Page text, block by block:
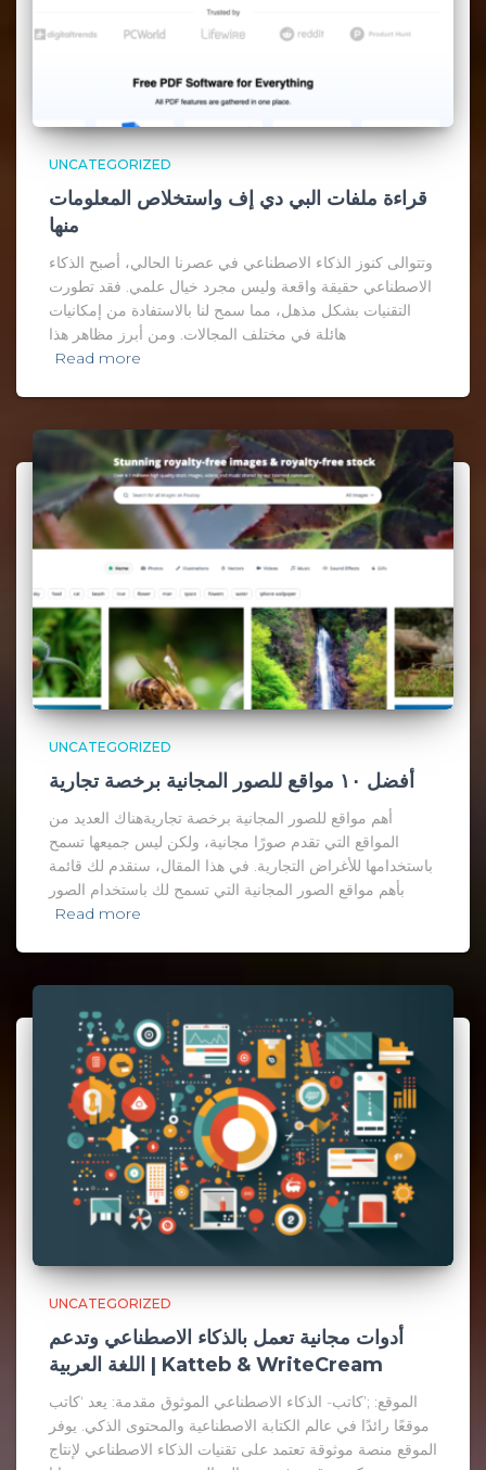
UNCATEGORIZED
قراءة ملفات البي دي إف واستخلاص المعلومات
منها
وتتوالى كنوز الذكاء الاصطناعي في عصرنا الحالي، أصبح الذكاء
الاصطناعي حقيقة واقعة وليس مجرد خيال علمي. فقد تطورت
التقنيات بشكل مذهل، مما سمح لنا بالاستفادة من إمكانيات
هائلة في مختلف المجالات. ومن أبرز مظاهر هذا
Read more
UNCATEGORIZED
أفضل ١٠ مواقع للصور المجانية برخصة تجارية
أهم مواقع للصور المجانية برخصة تجاريةهناك العديد من
المواقع التي تقدم صورًا مجانية، ولكن ليس جميعها تسمح
باستخدامها للأغراض التجارية. في هذا المقال، سنقدم لك قائمة
بأهم مواقع الصور المجانية التي تسمح لك باستخدام الصور
Read more
UNCATEGORIZED
أدوات مجانية تعمل بالذكاء الاصطناعي وتدعم
اللغة العربية | Katteb & WriteCream
الموقع: ;’كاتب- الذكاء الاصطناعي الموثوق مقدمة: يعد ‘كاتب
موقعًا رائدًا في عالم الكتابة الاصطناعية والمحتوى الذكي. يوفر
الموقع منصة موثوقة تعتمد على تقنيات الذكاء الاصطناعي لإنتاج